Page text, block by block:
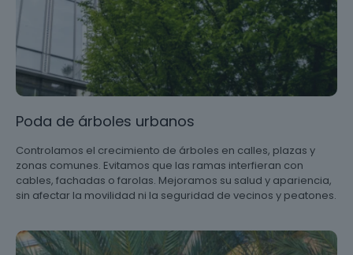
Poda de árboles urbanos
Controlamos el crecimiento de árboles en calles, plazas y
zonas comunes. Evitamos que las ramas interfieran con
cables, fachadas o farolas. Mejoramos su salud y apariencia,
sin afectar la movilidad ni la seguridad de vecinos y peatones.